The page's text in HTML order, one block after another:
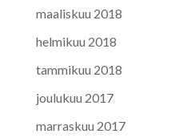
maaliskuu 2018
helmikuu 2018
tammikuu 2018
joulukuu 2017
marraskuu 2017